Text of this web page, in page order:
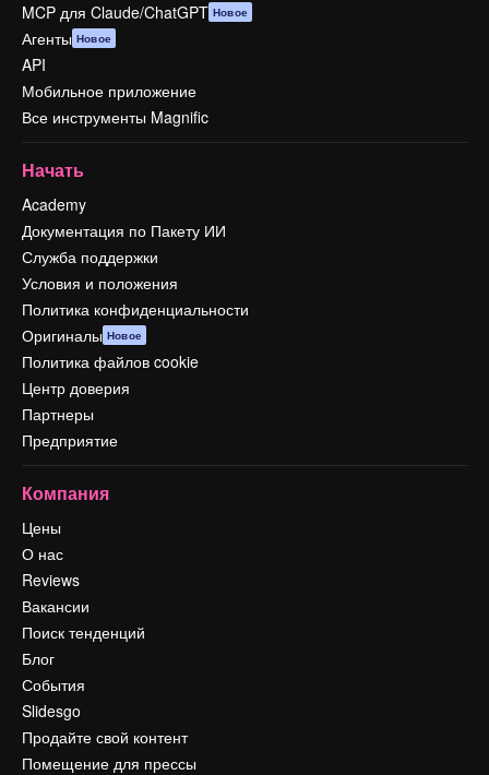
MCP для Claude/ChatGPT Новое
Агенты Новое
API
Мобильное приложение
Все инструменты Magnific
Начать
Academy
Документация по Пакету ИИ
Служба поддержки
Условия и положения
Политика конфиденциальности
Оригиналы Новое
Политика файлов cookie
Центр доверия
Партнеры
Предприятие
Компания
Цены
О нас
Reviews
Вакансии
Поиск тенденций
Блог
События
Slidesgo
Продайте свой контент
Помещение для прессы